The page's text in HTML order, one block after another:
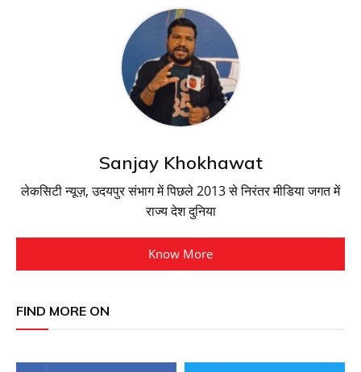
Sanjay Khokhawat
लेकसिटी न्यूज़, उदयपुर संभाग में पिछले 2013 से निरंतर मीडिया जगत में
राज्य देश दुनिया
Know More
FIND MORE ON